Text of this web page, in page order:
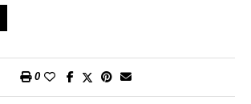
la società e di portare a riedificare le
donne.
da anni a indagare con linguaggi
0